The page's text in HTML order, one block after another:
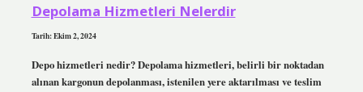
Depolama Hizmetleri Nelerdir
Tarih: Ekim 2, 2024
Depo hizmetleri nedir? Depolama hizmetleri, belirli bir noktadan
alınan kargonun depolanması, istenilen yere aktarılması ve teslim